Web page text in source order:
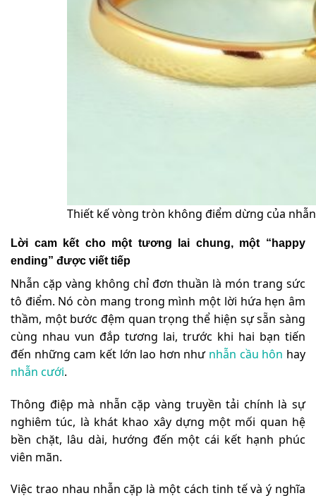
Thiết kế vòng tròn không điểm dừng của
Lời cam kết cho một tương lai chung, một “happy
ending” được viết tiếp
Nhẫn cặp vàng không chỉ đơn thuần là món trang sức
tô điểm. Nó còn mang trong mình một lời hứa hẹn âm
thầm, một bước đệm quan trọng thể hiện sự sẵn sàng
cùng nhau vun đắp tương lai, trước khi hai bạn tiến
đến những cam kết lớn lao hơn như nhẫn cầu hôn hay
nhẫn cưới.
Thông điệp mà nhẫn cặp vàng truyền tải chính là sự
nghiêm túc, là khát khao xây dựng một mối quan hệ
bền chặt, lâu dài, hướng đến một cái kết hạnh phúc
viên mãn.
Việc trao nhau nhẫn cặp là một cách tinh tế và ý nghĩa